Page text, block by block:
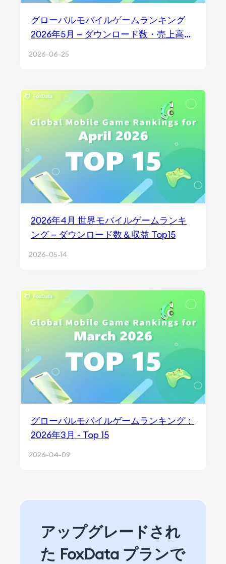
グローバルモバイルゲームランキング
2026年5月 — ダウンロード数・売上高
2026-06-25
2026年4月 世界モバイルゲームランキ
ング — ダウンロード数＆収益 Top15
2026-05-14
グローバルモバイルゲームランキング：
2026年3月 - Top 15
2026-04-09
アップグレードされ
た FoxData プランで